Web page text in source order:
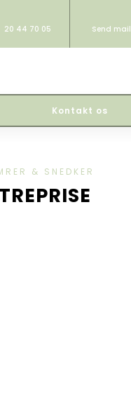
Kontakt os​
20 44 70 05 Send mail
& SNEDKER